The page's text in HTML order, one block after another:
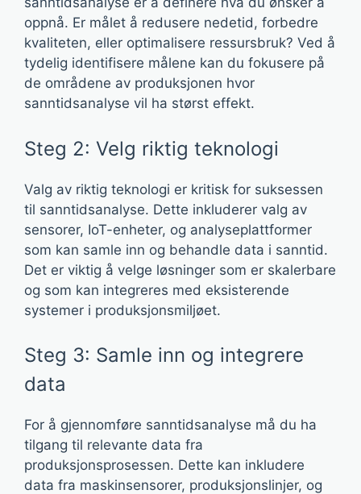
oppnå. Er målet å redusere nedetid, forbedre
kvaliteten, eller optimalisere ressursbruk? Ved å
tydelig identifisere målene kan du fokusere på
de områdene av produksjonen hvor
sanntidsanalyse vil ha størst effekt.
Steg 2: Velg riktig teknologi
Valg av riktig teknologi er kritisk for suksessen
til sanntidsanalyse. Dette inkluderer valg av
sensorer, IoT-enheter, og analyseplattformer
som kan samle inn og behandle data i sanntid.
Det er viktig å velge løsninger som er skalerbare
og som kan integreres med eksisterende
systemer i produksjonsmiljøet.
Steg 3: Samle inn og integrere
data
For å gjennomføre sanntidsanalyse må du ha
tilgang til relevante data fra
produksjonsprosessen. Dette kan inkludere
data fra maskinsensorer, produksjonslinjer, og